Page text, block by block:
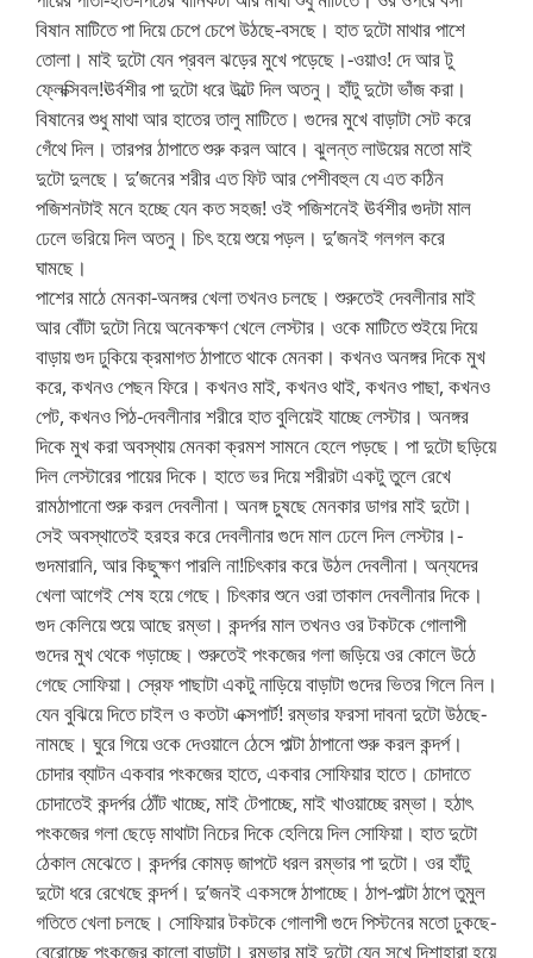
বিষান মাটিতে পা দিয়ে চেপে চেপে উঠছে-বসছে। হাত দুটো মাথার পাশে
তোলা। মাই দুটো যেন প্রবল ঝড়ের মুখে পড়েছে।-ওয়াও! দে আর টু
ফ্লেক্সিবল!ঊর্বশীর পা দুটো ধরে উল্টে দিল অতনু। হাঁটু দুটো ভাঁজ করা।
বিষানের শুধু মাথা আর হাতের তালু মাটিতে। গুদের মুখে বাড়াটা সেট করে
গেঁথে দিল। তারপর ঠাপাতে শুরু করল আবে। ঝুলন্ত লাউয়ের মতো মাই
দুটো দুলছে। দু’জনের শরীর এত ফিট আর পেশীবহুল যে এত কঠিন
পজিশনটাই মনে হচ্ছে যেন কত সহজ! ওই পজিশনেই ঊর্বশীর গুদটা মাল
ঢেলে ভরিয়ে দিল অতনু। চিৎ হয়ে শুয়ে পড়ল। দু’জনই গলগল করে
ঘামছে।
পাশের মাঠে মেনকা-অনঙ্গর খেলা তখনও চলছে। শুরুতেই দেবলীনার মাই
আর বোঁটা দুটো নিয়ে অনেকক্ষণ খেলে লেস্টার। ওকে মাটিতে শুইয়ে দিয়ে
বাড়ায় গুদ ঢুকিয়ে ক্রমাগত ঠাপাতে থাকে মেনকা। কখনও অনঙ্গর দিকে মুখ
করে, কখনও পেছন ফিরে। কখনও মাই, কখনও থাই, কখনও পাছা, কখনও
পেট, কখনও পিঠ-দেবলীনার শরীরে হাত বুলিয়েই যাচ্ছে লেস্টার। অনঙ্গর
দিকে মুখ করা অবস্থায় মেনকা ক্রমশ সামনে হেলে পড়ছে। পা দুটো ছড়িয়ে
দিল লেস্টারের পায়ের দিকে। হাতে ভর দিয়ে শরীরটা একটু তুলে রেখে
রামঠাপানো শুরু করল দেবলীনা। অনঙ্গ চুষছে মেনকার ডাগর মাই দুটো।
সেই অবস্থাতেই হরহর করে দেবলীনার গুদে মাল ঢেলে দিল লেস্টার।-
গুদমারানি, আর কিছুক্ষণ পারলি না!চিৎকার করে উঠল দেবলীনা। অন্যদের
খেলা আগেই শেষ হয়ে গেছে। চিৎকার শুনে ওরা তাকাল দেবলীনার দিকে।
গুদ কেলিয়ে শুয়ে আছে রম্ভা। কন্দর্পর মাল তখনও ওর টকটকে গোলাপী
গুদের মুখ থেকে গড়াচ্ছে। শুরুতেই পংকজের গলা জড়িয়ে ওর কোলে উঠে
গেছে সোফিয়া। স্রেফ পাছাটা একটু নাড়িয়ে বাড়াটা গুদের ভিতর গিলে নিল।
যেন বুঝিয়ে দিতে চাইল ও কতটা এক্সপার্ট! রম্ভার ফরসা দাবনা দুটো উঠছে-
নামছে। ঘুরে গিয়ে ওকে দেওয়ালে ঠেসে পাল্টা ঠাপানো শুরু করল কন্দর্প।
চোদার ব্যাটন একবার পংকজের হাতে, একবার সোফিয়ার হাতে। চোদাতে
চোদাতেই কন্দর্পর ঠোঁট খাচ্ছে, মাই টেপাচ্ছে, মাই খাওয়াচ্ছে রম্ভা। হঠাৎ
পংকজের গলা ছেড়ে মাথাটা নিচের দিকে হেলিয়ে দিল সোফিয়া। হাত দুটো
ঠেকাল মেঝেতে। কন্দর্পর কোমড় জাপটে ধরল রম্ভার পা দুটো। ওর হাঁটু
দুটো ধরে রেখেছে কন্দর্প। দু’জনই একসঙ্গে ঠাপাচ্ছে। ঠাপ-পাল্টা ঠাপে তুমুল
গতিতে খেলা চলছে। সোফিয়ার টকটকে গোলাপী গুদে পিস্টনের মতো ঢুকছে-
বেরোচ্ছে পংকজের কালো বাড়াটা। রম্ভার মাই দুটো যেন সুখে দিশাহারা হয়ে